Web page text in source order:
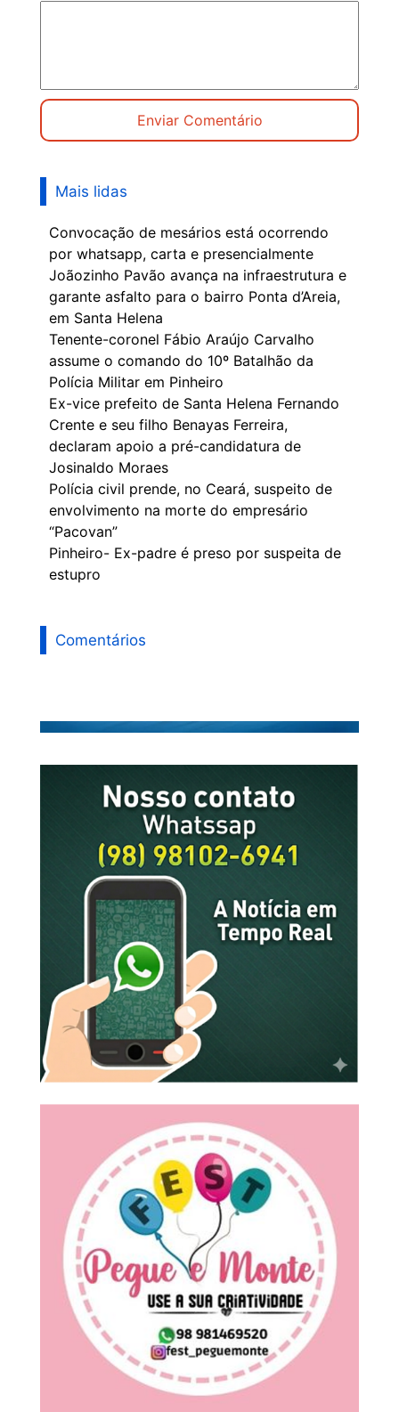
Mais lidas
Convocação de mesários está ocorrendo
por whatsapp, carta e presencialmente
Joãozinho Pavão avança na infraestrutura e
garante asfalto para o bairro Ponta d’Areia,
em Santa Helena
Tenente-coronel Fábio Araújo Carvalho
assume o comando do 10º Batalhão da
Polícia Militar em Pinheiro
Ex-vice prefeito de Santa Helena Fernando
Crente e seu filho Benayas Ferreira,
declaram apoio a pré-candidatura de
Josinaldo Moraes
Polícia civil prende, no Ceará, suspeito de
envolvimento na morte do empresário
“Pacovan”
Pinheiro- Ex-padre é preso por suspeita de
estupro
Comentários